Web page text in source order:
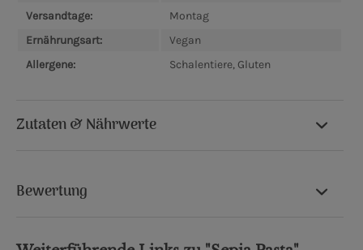
Versandtage:
Montag
Ernährungsart:
Vegan
Allergene:
Schalentiere, Gluten
Zutaten & Nährwerte
Bewertung